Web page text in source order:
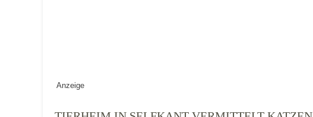
Anzeige